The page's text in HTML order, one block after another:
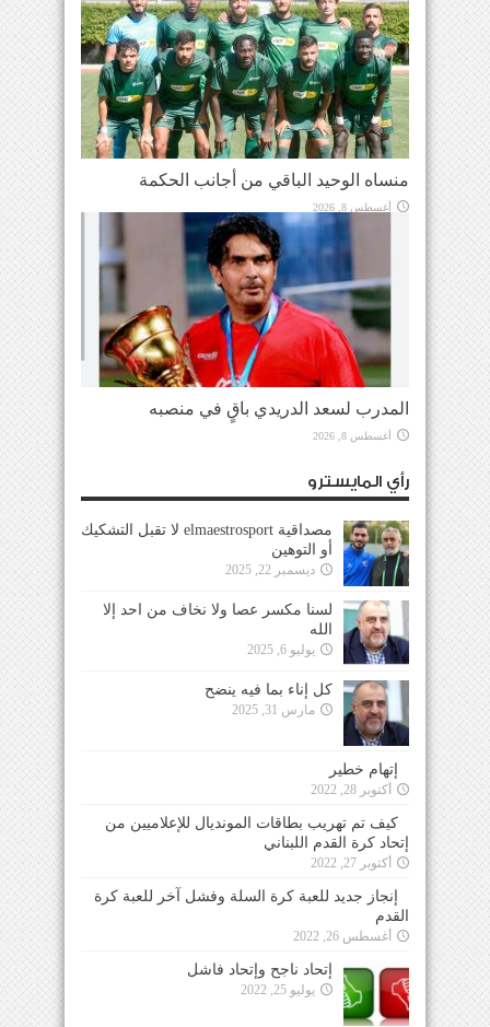
منساه الوحيد الباقي من أجانب الحكمة
أغسطس 8, 2026
المدرب لسعد الدريدي باقٍ في منصبه
أغسطس 8, 2026
رأي المايسترو
مصداقية elmaestrosport لا تقبل التشكيك
أو التوهين
ديسمبر 22, 2025
لسنا مكسر عصا ولا نخاف من احد إلا
الله
يوليو 6, 2025
كل إناء بما فيه ينضح
مارس 31, 2025
إتهام خطير
أكتوبر 28, 2022
كيف تم تهريب بطاقات المونديال للإعلاميين من
إتحاد كرة القدم اللبناني
أكتوبر 27, 2022
إنجاز جديد للعبة كرة السلة وفشل آخر للعبة كرة
القدم
أغسطس 26, 2022
إتحاد ناجح وإتحاد فاشل
يوليو 25, 2022